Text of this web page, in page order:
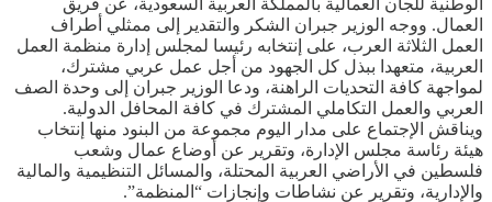
العمال. ووجه الوزير جبران الشكر والتقدير إلى ممثلي أطراف
العمل الثلاثة العرب، على إنتخابه رئيسا لمجلس إدارة منظمة العمل
العربية، متعهدا ببذل كل الجهود من أجل عمل عربي مشترك،
لمواجهة كافة التحديات الراهنة، ودعا الوزير جبران إلى وحدة الصف
العربي والعمل التكاملي المشترك في كافة المحافل الدولية.
ويناقش الإجتماع على مدار اليوم مجموعة من البنود منها إنتخاب
هيئة رئاسة مجلس الإدارة، وتقرير عن أوضاع عمال وشعب
فلسطين في الأراضي العربية المحتلة، والمسائل التنظيمية والمالية
والإدارية، وتقرير عن نشاطات وإنجازات “المنظمة”.